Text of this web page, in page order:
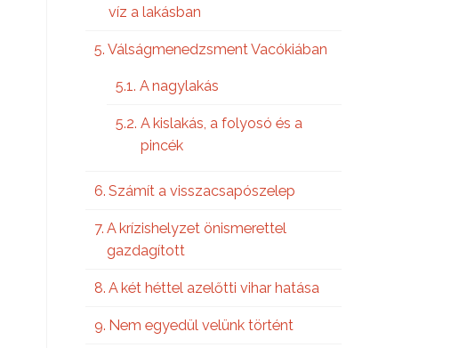
víz a lakásban
Válságmenedzsment Vacókiában
A nagylakás
A kislakás, a folyosó és a
pincék
Számít a visszacsapószelep
A krízishelyzet önismerettel
gazdagított
A két héttel azelőtti vihar hatása
Nem egyedül velünk történt